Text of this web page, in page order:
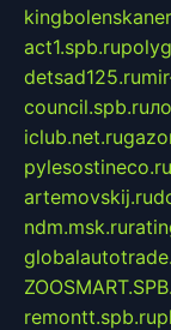
act1.spb.ru
detsad125.ru
council.spb.ru
iclub.net.ru
pylesostineco.ru
artemovskij.ru
ndm.msk.ru
remontt.spb.ru